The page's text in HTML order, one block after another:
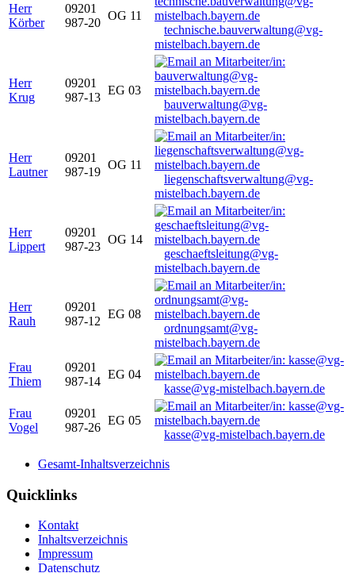
Herr
Körber
09201
987-20
OG 11
technische.bauverwaltung@vg-
mistelbach.bayern.de
Herr
Krug
09201
987-13
EG 03
bauverwaltung@vg-
mistelbach.bayern.de
Herr
Lautner
09201
987-19
OG 11
liegenschaftsverwaltung@vg-
mistelbach.bayern.de
Herr
Lippert
09201
987-23
OG 14
geschaeftsleitung@vg-
mistelbach.bayern.de
Herr
Rauh
09201
987-12
EG 08
ordnungsamt@vg-
mistelbach.bayern.de
Frau
Thiem
09201
987-14
EG 04
kasse@vg-mistelbach.bayern.de
Frau
Vogel
09201
987-26
EG 05
kasse@vg-mistelbach.bayern.de
Gesamt-Inhaltsverzeichnis
Quicklinks
Kontakt
Inhaltsverzeichnis
Impressum
Datenschutz